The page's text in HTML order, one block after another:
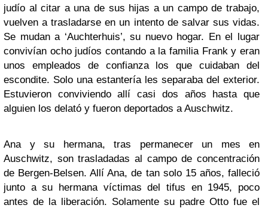
judío al citar a una de sus hijas a un campo de trabajo,
vuelven a trasladarse en un intento de salvar sus vidas.
Se mudan a ‘Auchterhuis’, su nuevo hogar. En el lugar
convivían ocho judíos contando a la familia Frank y eran
unos empleados de confianza los que cuidaban del
escondite. Solo una estantería les separaba del exterior.
Estuvieron conviviendo allí casi dos años hasta que
alguien los delató y fueron deportados a Auschwitz.
Ana y su hermana, tras permanecer un mes en
Auschwitz, son trasladadas al campo de concentración
de Bergen-Belsen. Allí Ana, de tan solo 15 años, falleció
junto a su hermana víctimas del tifus en 1945, poco
antes de la liberación. Solamente su padre Otto fue el